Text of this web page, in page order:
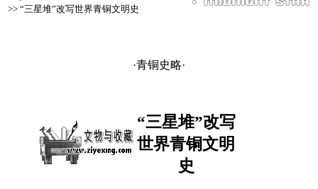
>> “三星堆”改写世界青铜文明史
·青铜史略·
“三星堆”改写
世界青铜文明
史